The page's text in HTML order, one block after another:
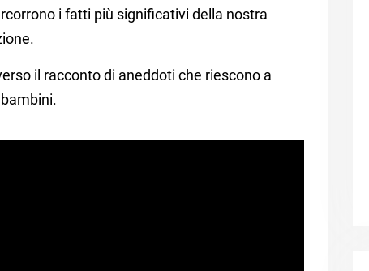
i fatti più significativi della nostra
il racconto di aneddoti che riescono a